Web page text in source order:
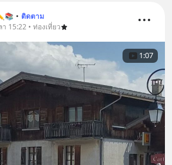
• ติดตาม
15:22 • ท่องเที่ยว
1:07